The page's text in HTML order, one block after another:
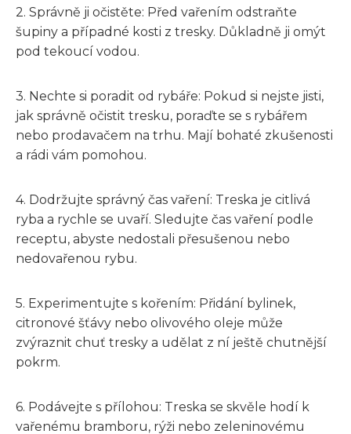
2. Správně ji očistěte: Před vařením odstraňte
šupiny a případné kosti z tresky. Důkladně ji omýt
pod tekoucí vodou.
3. Nechte si poradit od rybáře: Pokud si nejste jisti,
jak správně očistit tresku, poraďte se s rybářem
nebo prodavačem na trhu. Mají bohaté zkušenosti
a rádi vám pomohou.
4. Dodržujte správný čas vaření: Treska je citlivá
ryba a rychle se uvaří. Sledujte čas vaření podle
receptu, abyste nedostali přesušenou nebo
nedovařenou rybu.
5. Experimentujte s kořením: Přidání bylinek,
citronové šťávy nebo olivového oleje může
zvýraznit chuť tresky a udělat z ní ještě chutnější
pokrm.
6. Podávejte s přílohou: Treska se skvěle hodí k
vařenému bramboru, rýži nebo zeleninovému